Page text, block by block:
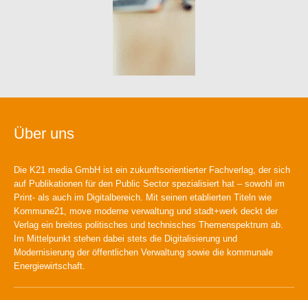
Über uns
Die K21 media GmbH ist ein zukunftsorientierter Fachverlag, der sich
auf Publikationen für den Public Sector spezialisiert hat – sowohl im
Print- als auch im Digitalbereich. Mit seinen etablierten Titeln wie
Kommune21, move moderne verwaltung und stadt+werk deckt der
Verlag ein breites politisches und technisches Themenspektrum ab.
Im Mittelpunkt stehen dabei stets die Digitalisierung und
Modernisierung der öffentlichen Verwaltung sowie die kommunale
Energiewirtschaft.